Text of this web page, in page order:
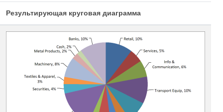
Результирующая круговая диаграмма